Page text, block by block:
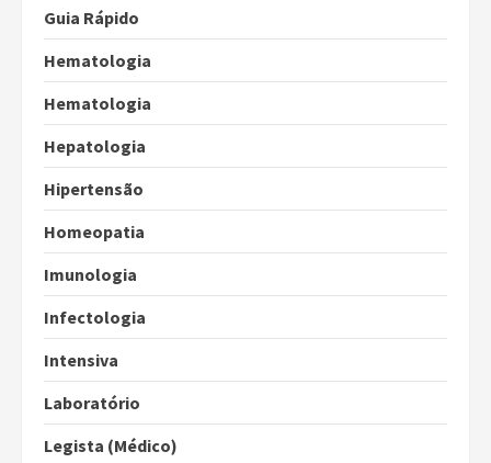
Guia Rápido
Hematologia
Hematologia
Hepatologia
Hipertensão
Homeopatia
Imunologia
Infectologia
Intensiva
Laboratório
Legista (Médico)